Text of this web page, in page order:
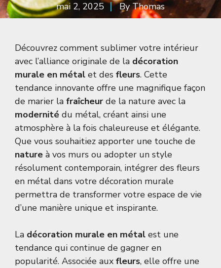
mai 2, 2025 ByThomas
Découvrez comment sublimer votre intérieur
avec l’alliance originale de la décoration
murale en métal et des fleurs. Cette
tendance innovante offre une magnifique façon
de marier la fraîcheur de la nature avec la
modernité du métal, créant ainsi une
atmosphère à la fois chaleureuse et élégante.
Que vous souhaitiez apporter une touche de
nature à vos murs ou adopter un style
résolument contemporain, intégrer des fleurs
en métal dans votre décoration murale
permettra de transformer votre espace de vie
d’une manière unique et inspirante.
La décoration murale en métal est une
tendance qui continue de gagner en
popularité. Associée aux fleurs, elle offre une